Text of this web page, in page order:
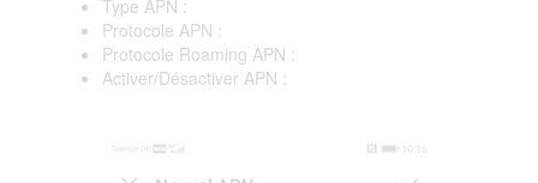
Type APN :
Protocole APN :
Protocole Roaming APN :
Activer/Désactiver APN :